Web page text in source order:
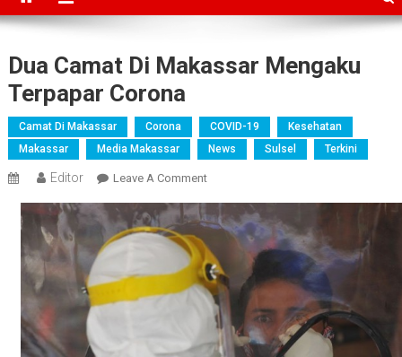
Dua Camat Di Makassar Mengaku
Terpapar Corona
Camat Di Makassar Corona COVID-19
Kesehatan
Makassar
Media Makassar News Sulsel Terkini
Editor Leave A CommentOn
Camat
Makassar
Mengaku
Terpapar
Corona